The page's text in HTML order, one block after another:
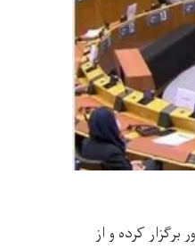
کرده و از